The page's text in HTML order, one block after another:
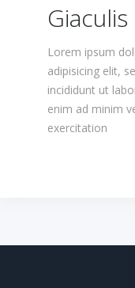
Lorem ipsum
adipisicing elit,
incididunt ut
enim ad minim
exercitation